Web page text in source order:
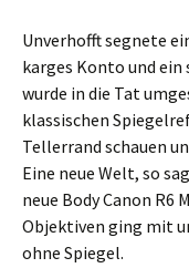
Unverhofft segnete
karges Konto und
wurde in die Tat
klassischen
Tellerrand schauen
Eine neue Welt, so
neue Body Canon R6
Objektiven ging mit
ohne Spiegel.